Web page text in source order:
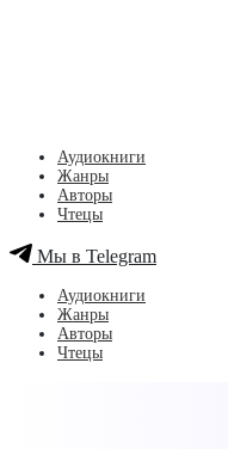
Аудиокниги
Жанры
Авторы
Чтецы
Мы в Telegram
Аудиокниги
Жанры
Авторы
Чтецы